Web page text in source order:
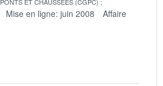
Mise en ligne: juin 2008
Affaire